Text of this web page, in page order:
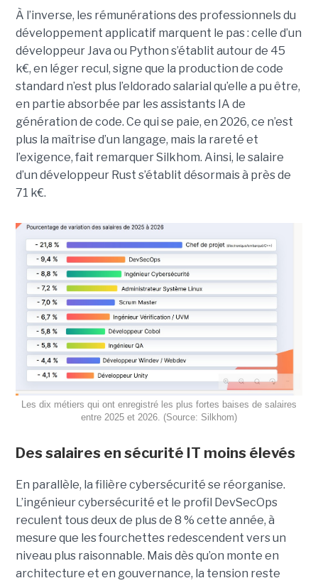
À l’inverse, les rémunérations des professionnels du
développement applicatif marquent le pas : celle d’un
développeur Java ou Python s’établit autour de 45
k€, en léger recul, signe que la production de code
standard n’est plus l’eldorado salarial qu’elle a pu être,
en partie absorbée par les assistants IA de
génération de code. Ce qui se paie, en 2026, ce n’est
plus la maîtrise d’un langage, mais la rareté et
l’exigence, fait remarquer Silkhom. Ainsi, le salaire
d’un développeur Rust s’établit désormais à près de
71 k€.
Les dix métiers qui ont enregistré les plus fortes baises de salaires
entre 2025 et 2026. (Source: Silkhom)
Des salaires en sécurité IT moins élevés
En parallèle, la filière cybersécurité se réorganise.
L’ingénieur cybersécurité et le profil DevSecOps
reculent tous deux de plus de 8 % cette année, à
mesure que les fourchettes redescendent vers un
niveau plus raisonnable. Mais dès qu’on monte en
architecture et en gouvernance, la tension reste